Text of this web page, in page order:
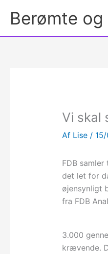
Berømte
Vi skal
Af Lise /
FDB
det let for
øjensynligt
fra FDB
3.000
krævende.